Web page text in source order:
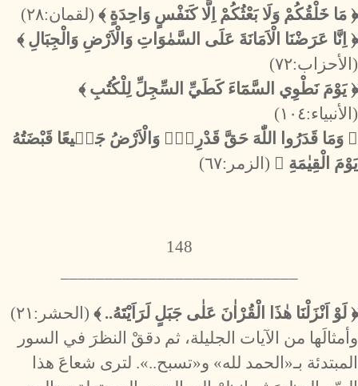
﴿ مَا خَلْقُكُمْ وَلَا بَعْثُكُمْ اِلَّا كَنَفْسٍ وَاحِدَةٍ ﴾ (لقمان:٢٨)
﴿ اِنَّا عَرَضْنَا الْاَمَانَةَ عَلَى السَّمٰوَاتِ وَالْاَرْضِ وَالْجِبَالِ ﴾
(الأحزاب:٧٢)
﴿ يَوْمَ نَطْوِي السَّمَٓاءَ كَطَيِّ السِّجِلِّ لِلْكُتُبِ ﴾
(الأنبياء:١٠٤)
﴿ وَمَا قَدَرُوا اللّٰهَ حَقَّ قَدْرِه۪ۗ وَالْاَرْضُ جَم۪يعًا قَبْضَتُهُ
يَوْمَ الْقِيٰمَةِ ﴾ (الزمر:٦٧)
148
﴿ لَوْ اَنْزَلْنَا هٰذَا الْقُرْاٰنَ عَلٰى جَبَلٍ لَرَاَيْتَهُ.. ﴾ (الحشر:٢١)
وأمثالَها من الآيات الجليلة، ثم دققْ النظرَ في السور
المبتدئة بـ«الحمد لله» و«تسبح..». لترى شعاعَ هذا